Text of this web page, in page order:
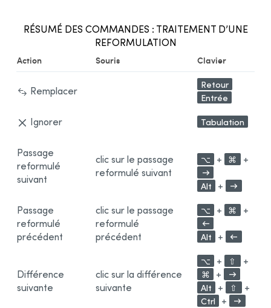
RÉSUMÉ DES COMMANDES : TRAITEMENT D’UNE
REFORMULATION
Action Souris Clavier
Remplacer
Retour
Entrée
Ignorer Tabulation
Passage
reformulé
suivant
clic sur le passage
reformulé suivant
⌥ + ⌘ +
→
Alt + →
Passage
reformulé
précédent
clic sur le passage
reformulé
précédent
⌥ + ⌘ +
←
Alt + ←
Différence
suivante
clic sur la différence
suivante
⌥ + ⇧ +
⌘ +
→
Alt + ⇧ +
Ctrl + →